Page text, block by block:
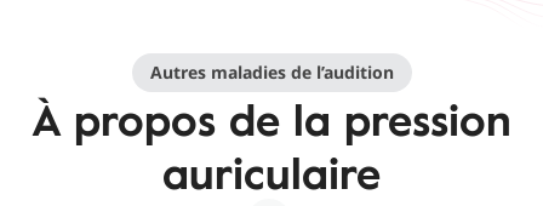
Autres maladies de l’audition
À propos de la pression
auriculaire